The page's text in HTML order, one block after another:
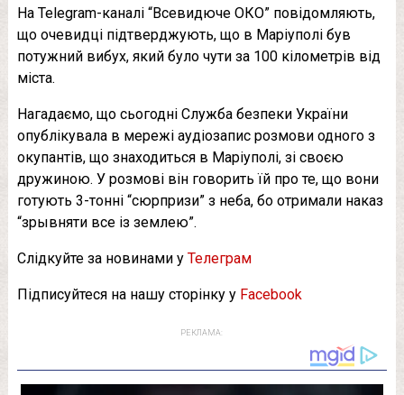
На Telegram-каналі “Всевидюче ОКО” повідомляють,
що очевидці підтверджують, що в Маріуполі був
потужний вибух, який було чути за 100 кілометрів від
міста.
Нагадаємо, що сьогодні Служба безпеки України
опублікувала в мережі аудіозапис розмови одного з
окупантів, що знаходиться в Маріуполі, зі своєю
дружиною. У розмові він говорить їй про те, що вони
готують 3-тонні “сюрпризи” з неба, бо отримали наказ
“зрывняти все із землею”.
Слідкуйте за новинами у Телеграм
Підписуйтеся на нашу сторінку у Facebook
РЕКЛАМА: